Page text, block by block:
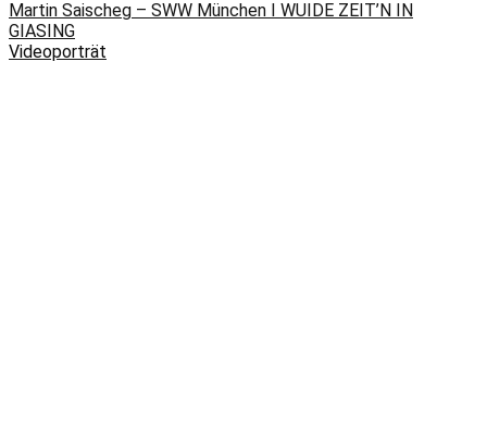
Martin Saischeg – SWW München I WUIDE ZEIT’N IN
GIASING
Videoporträt